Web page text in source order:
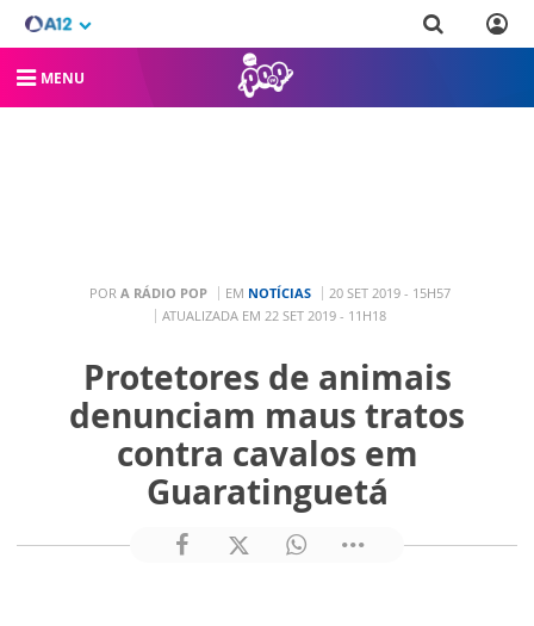
MENU
POR A RÁDIO POP EM NOTÍCIAS
20 SET 2019 - 15H57
ATUALIZADA EM 22 SET 2019 - 11H18
Protetores de animais
denunciam maus tratos
contra cavalos em
Guaratinguetá